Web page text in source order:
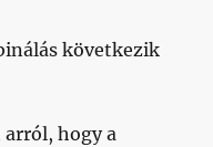
következik
hogy a